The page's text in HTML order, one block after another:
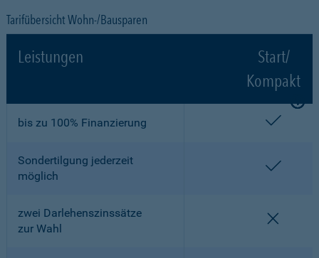
Tarifübersicht Wohn-/Bausparen
Leistungen
Start/
Kompakt
bis zu 100% Finanzierung
Sondertilgung jederzeit
möglich
zwei Darlehenszinssätze
zur Wahl